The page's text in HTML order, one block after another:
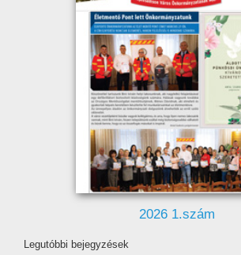
2026 1.szám
Legutóbbi bejegyzések